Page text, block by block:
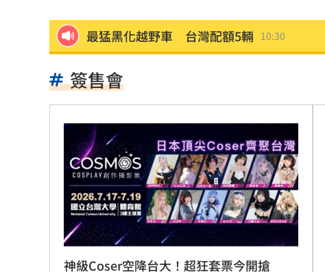
最猛黑化越野車 台灣配額5輛 10:30
保安宮後山…掛一具男屍穿著整齊！身份曝
獨／田路路嗆曹雨婷點名姜厚任 他回應了
蔡英文任競總主委助攻 蘇巧慧曝邀約過程
新／徐巧芯大姑律師棄保跑了 媽也被通緝
馬德共諜同夥…涉洩海馬斯保養手冊給中共
簽售會
神級Coser空降台大！超狂套票今開搶